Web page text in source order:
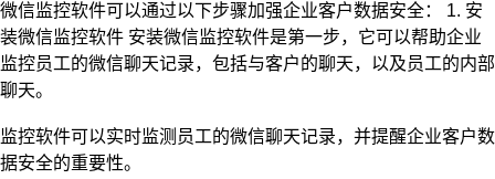
微信监控软件可以通过以下步骤加强企业客户数据安全： 1. 安
装微信监控软件 安装微信监控软件是第一步，它可以帮助企业
监控员工的微信聊天记录，包括与客户的聊天，以及员工的内部
聊天。
监控软件可以实时监测员工的微信聊天记录，并提醒企业客户数
据安全的重要性。